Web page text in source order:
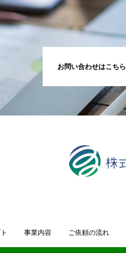
お問い合わせはこちら
事業内容 ご依頼の流れ